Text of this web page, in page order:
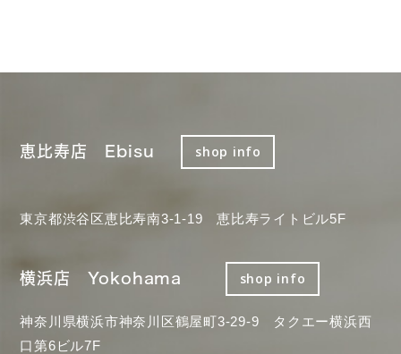
恵比寿店 Ebisu shop info
東京都渋谷区恵比寿南3-1-19 恵比寿ライトビル5F
横浜店 Yokohama shop info
神奈川県横浜市神奈川区鶴屋町3-29-9 タクエー横浜西
口第6ビル7F